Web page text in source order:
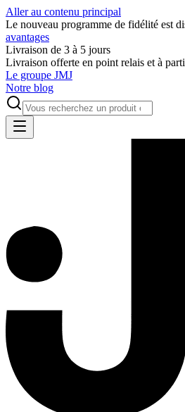
Aller au contenu principal
Le nouveau programme de fidélité est
avantages
Livraison de 3 à 5 jours
Livraison offerte en point relais et à
Le groupe JMJ
Notre blog